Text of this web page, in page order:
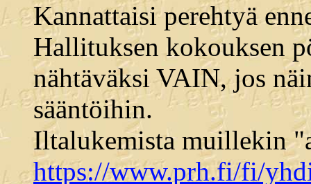
Kannattaisi perehtyä
Hallituksen kokouksen
nähtäväksi VAIN, jos
sääntöihin.
Iltalukemista muillekin
https://www.prh.fi/fi/